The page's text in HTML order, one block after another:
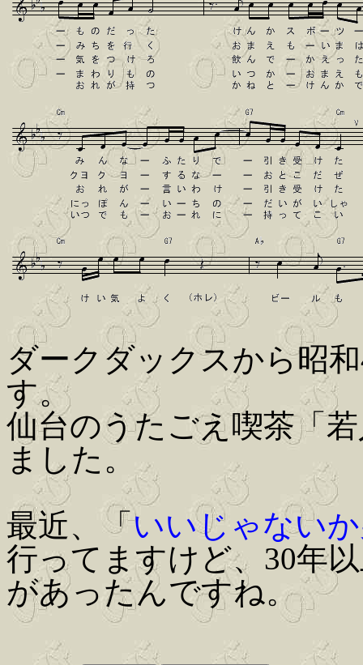
ダークダックスから昭
す。
仙台のうたごえ喫茶「
ました。
最近、「いいじゃない
行ってますけど、30年
があったんですね。